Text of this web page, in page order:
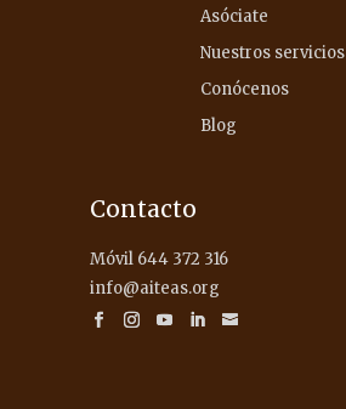
Asóciate
Nuestros servicios
Conócenos
Blog
Contacto
Móvil 644 372 316
info@aiteas.org